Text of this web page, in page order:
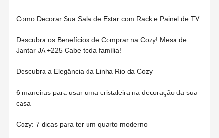
Como Decorar Sua Sala de Estar com Rack e Painel de TV
Descubra os Benefícios de Comprar na Cozy! Mesa de
Jantar JA +225 Cabe toda família!
Descubra a Elegância da Linha Rio da Cozy
6 maneiras para usar uma cristaleira na decoração da sua
casa
Cozy: 7 dicas para ter um quarto moderno